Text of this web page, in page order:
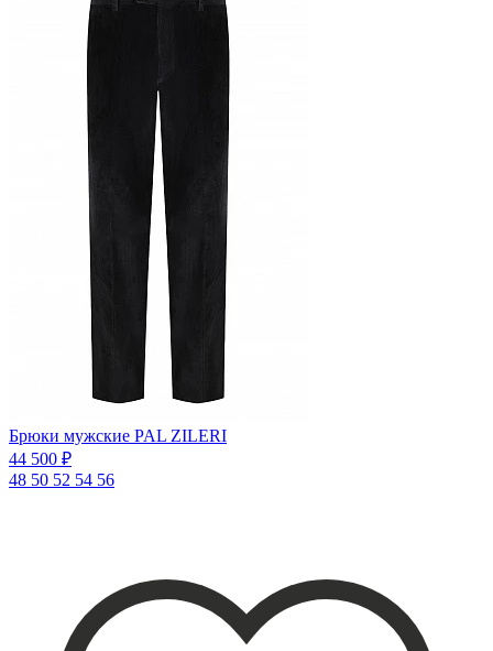
Брюки мужские PAL ZILERI
44 500 ₽
48 50 52 54 56